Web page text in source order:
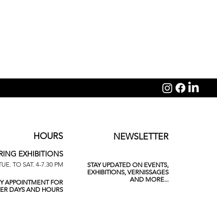
HOURS
EXHIBITIONS
TO SAT. 4-7.30 PM
APPOINTMENT FOR
DAYS AND HOURS
NEWSLETTER
STAY UPDATED ON EVENTS,
EXHIBITIONS, VERNISSAGES
AND MORE...